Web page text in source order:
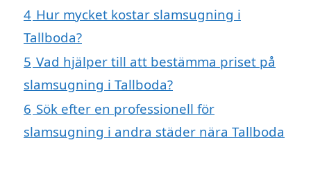
4 Hur mycket kostar slamsugning i
Tallboda?
5 Vad hjälper till att bestämma priset på
slamsugning i Tallboda?
6 Sök efter en professionell för
slamsugning i andra städer nära Tallboda